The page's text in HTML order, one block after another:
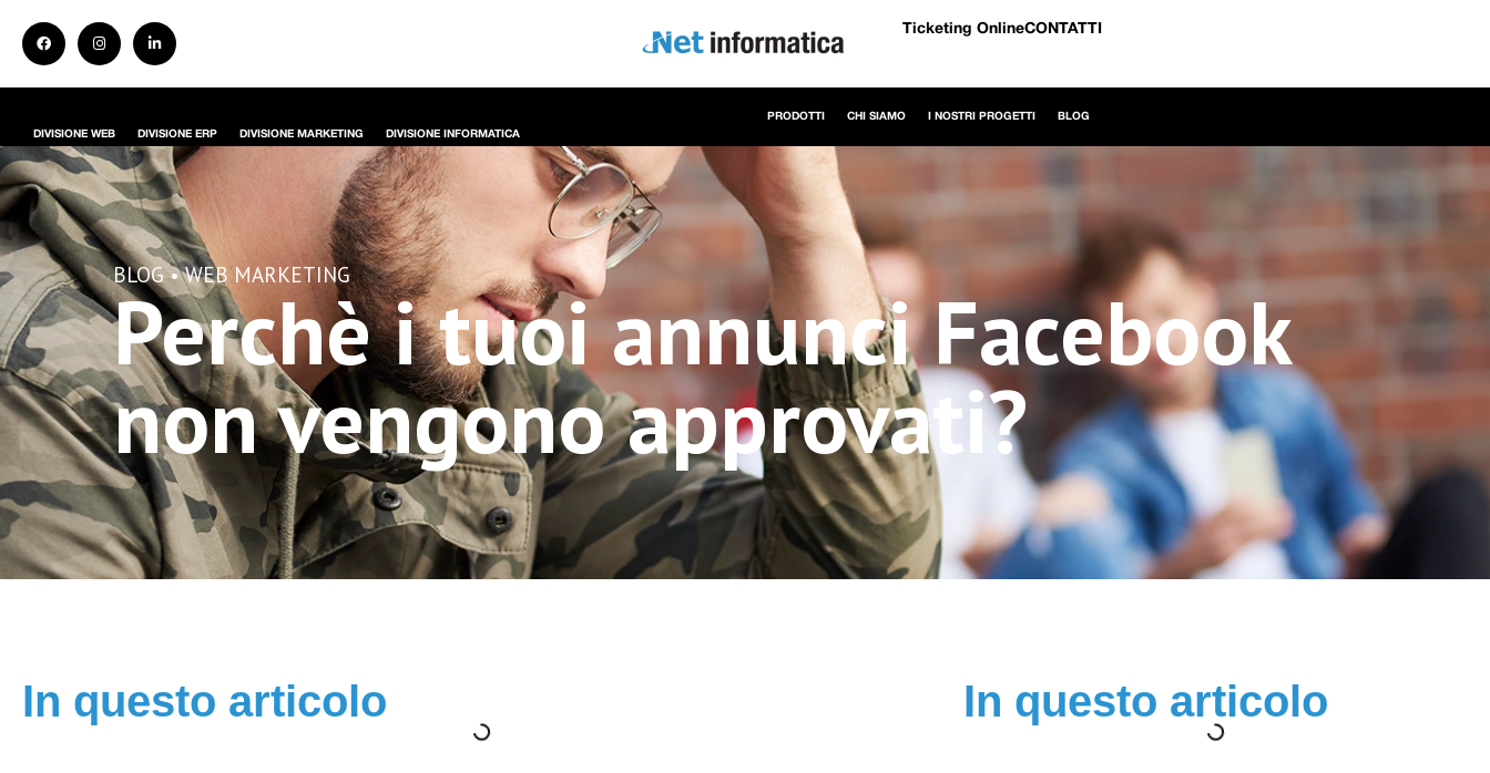
Ticketing OnlineCONTATTI
DIVISIONE WEB DIVISIONE ERP DIVISIONE MARKETING DIVISIONE INFORMATICA
PRODOTTI CHI SIAMO I NOSTRI PROGETTI BLOG
BLOG • WEB MARKETING
Perchè i tuoi annunci Facebook
non vengono approvati?
In questo articolo In questo articolo